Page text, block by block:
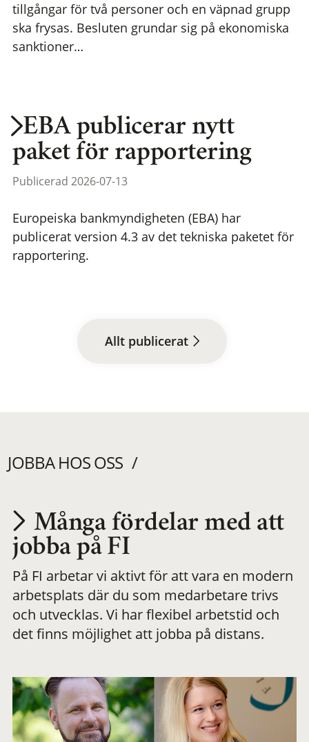
tillgångar för två personer och en väpnad grupp
ska frysas. Besluten grundar sig på ekonomiska
sanktioner…
EBA publicerar nytt
paket för rapportering
Publicerad 2026-07-13
Europeiska bankmyndigheten (EBA) har
publicerat version 4.3 av det tekniska paketet för
rapportering.
Allt publicerat
JOBBA HOS OSS
Utvecklas på en
meningsfull och
flexibel
Många fördelar med att
jobba på FI
På FI arbetar vi aktivt för att vara en modern
arbetsplats där du som medarbetare trivs
och utvecklas. Vi har flexibel arbetstid och
det finns möjlighet att jobba på distans.